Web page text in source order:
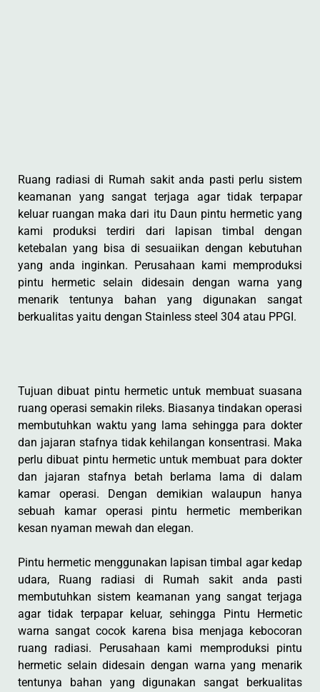
Ruang radiasi di Rumah sakit anda pasti perlu sistem
keamanan yang sangat terjaga agar tidak terpapar
keluar ruangan maka dari itu Daun pintu hermetic yang
kami produksi terdiri dari lapisan timbal dengan
ketebalan yang bisa di sesuaiikan dengan kebutuhan
yang anda inginkan. Perusahaan kami memproduksi
pintu hermetic selain didesain dengan warna yang
menarik tentunya bahan yang digunakan sangat
berkualitas yaitu dengan Stainless steel 304 atau PPGI.
Tujuan dibuat pintu hermetic untuk membuat suasana
ruang operasi semakin rileks. Biasanya tindakan operasi
membutuhkan waktu yang lama sehingga para dokter
dan jajaran stafnya tidak kehilangan konsentrasi. Maka
perlu dibuat pintu hermetic untuk membuat para dokter
dan jajaran stafnya betah berlama lama di dalam
kamar operasi. Dengan demikian walaupun hanya
sebuah kamar operasi pintu hermetic memberikan
kesan nyaman mewah dan elegan.
Pintu hermetic menggunakan lapisan timbal agar kedap
udara, Ruang radiasi di Rumah sakit anda pasti
membutuhkan sistem keamanan yang sangat terjaga
agar tidak terpapar keluar, sehingga Pintu Hermetic
warna sangat cocok karena bisa menjaga kebocoran
ruang radiasi. Perusahaan kami memproduksi pintu
hermetic selain didesain dengan warna yang menarik
tentunya bahan yang digunakan sangat berkualitas